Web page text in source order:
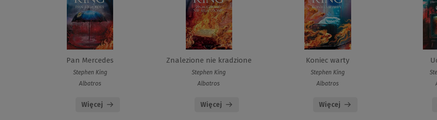
Pan Mercedes
Stephen King
Albatros
Więcej
Znalezione nie kradzione
Stephen King
Albatros
Więcej
Koniec warty
Stephen King
Albatros
Więcej